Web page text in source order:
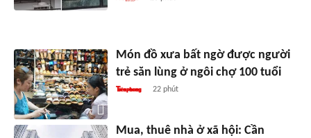
Món đồ xưa bất ngờ được người
trẻ săn lùng ở ngôi chợ 100 tuổi
22 phút
Mua, thuê nhà ở xã hội: Cần